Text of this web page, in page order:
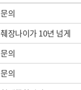
문의
췌장나이가 10년 넘게
문의
문의